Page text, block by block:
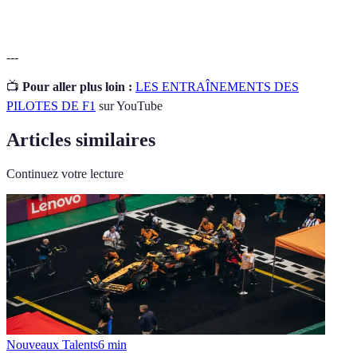
---
📺 Pour aller plus loin : LES ENTRAÎNEMENTS DES
PILOTES DE F1 sur YouTube
Articles similaires
Continuez votre lecture
Nouveaux Talents6 min